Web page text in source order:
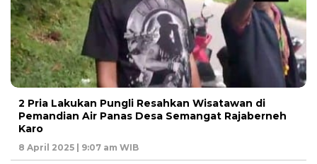
2 Pria Lakukan Pungli Resahkan Wisatawan di
Pemandian Air Panas Desa Semangat Rajaberneh
Karo
8 April 2025 | 9:07 am WIB